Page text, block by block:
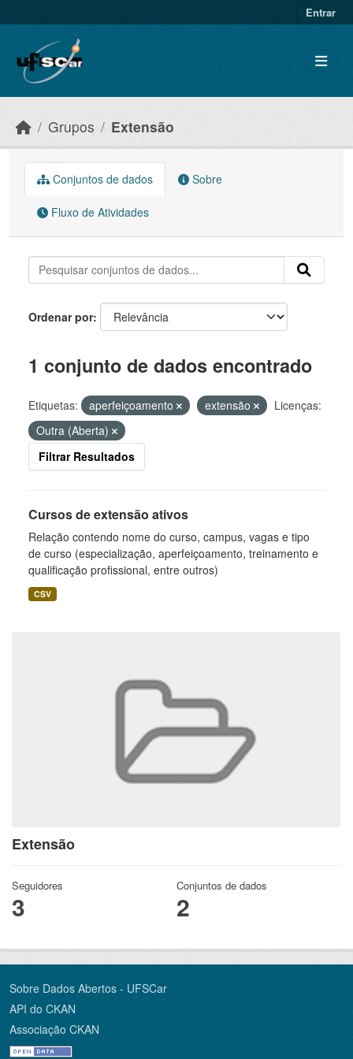
Entrar
Grupos Extensão
Extensão
Seguidores
3
Conjuntos de dados
2
Conjuntos de dados Sobre
Fluxo de Atividades
Ordenar por
1 conjunto de dados encontrado
Etiquetas: aperfeiçoamento extensão
Licenças:
Outra (Aberta)
Filtrar Resultados
Cursos de extensão ativos
Relação contendo nome do curso, campus, vagas e tipo
de curso (especialização, aperfeiçoamento, treinamento e
qualificação profissional, entre outros)
CSV
Sobre Dados Abertos - UFSCar
API do CKAN
Associação CKAN